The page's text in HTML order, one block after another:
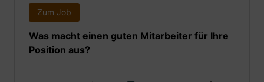
Zum Job
Was macht einen guten Mitarbeiter für Ihre
Position aus?